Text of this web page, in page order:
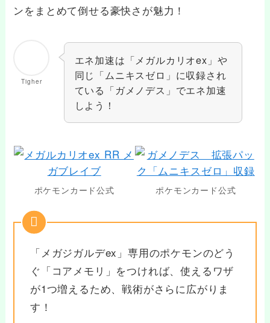
ンをまとめて倒せる豪快さが魅力！
Tigher
エネ加速は「メガルカリオex」や
同じ「ムニキスゼロ」に収録され
ている「ガメノデス」でエネ加速
しよう！
ポケモンカード公式 ポケモンカード公式
「メガジガルデex」専用のポケモンのどう
ぐ「コアメモリ」をつければ、使えるワザ
が1つ増えるため、戦術がさらに広がりま
す！